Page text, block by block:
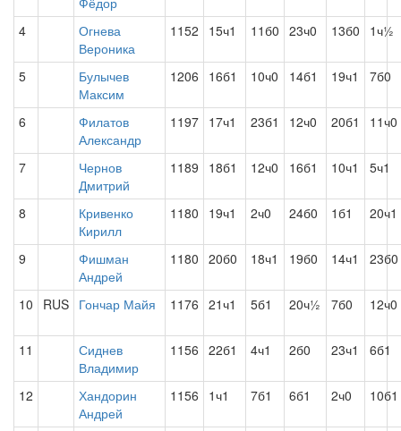
4
Огнева
Вероника
1152 15ч1 11б0 23ч0 13б0 1ч½
5
Булычев
Максим
1206 16б1 10ч0 14б1 19ч1 7б0
6
Филатов
Александр
1197 17ч1 23б1 12ч0 20б1 11ч0
7
Чернов
Дмитрий
1189 18б1 12ч0 16б1 10ч1 5ч1
8
Кривенко
Кирилл
1180 19ч1 2ч0 24б0 1б1 20ч1
9
Фишман
Андрей
1180 20б0 18ч1 19б0 14ч1 23б0
10 RUS Гончар Майя 1176 21ч1 5б1 20ч½ 7б0 12ч0
11
Сиднев
Владимир
1156 22б1 4ч1 2б0 23ч1 6б1
12
Хандорин
Андрей
1156 1ч1 7б1 6б1 2ч0 10б1